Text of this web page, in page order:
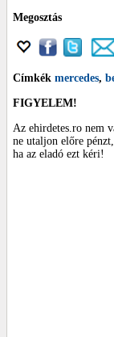
Megosztás
Címkék mercedes,
FIGYELEM!
Az ehirdetes.ro nem
ne utaljon előre
ha az eladó ezt kéri!